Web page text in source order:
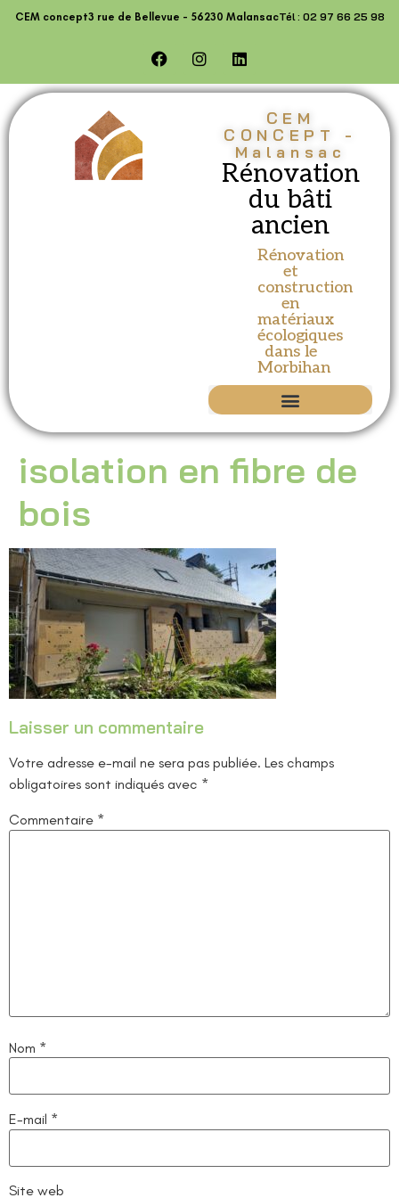
principal
CEM concept3 rue de Bellevue - 56230 MalansacTél : 02 97 66 25 98
CEM
CONCEPT -
Malansac
Rénovation
du bâti
ancien
Rénovation
et
construction
en
matériaux
écologiques
dans le
Morbihan
isolation en fibre de
bois
Laisser un commentaire
Votre adresse e-mail ne sera pas publiée. Les champs
obligatoires sont indiqués avec *
Commentaire *
Nom *
E-mail *
Site web